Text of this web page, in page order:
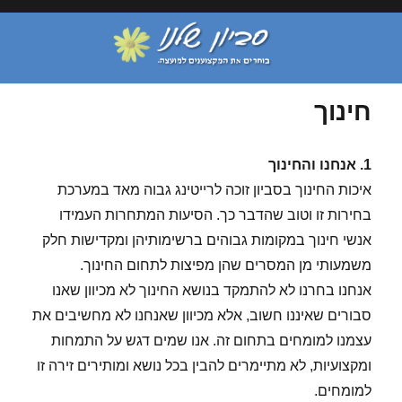
חינוך
1. אנחנו והחינוך
איכות החינוך בסביון זוכה לרייטינג גבוה מאד במערכת
בחירות זו וטוב שהדבר כך. הסיעות המתחרות העמידו
אנשי חינוך במקומות גבוהים ברשימותיהן ומקדישות חלק
משמעותי מן המסרים שהן מפיצות לתחום החינוך.
אנחנו בחרנו לא להתמקד בנושא החינוך לא מכיוון שאנו
סבורים שאיננו חשוב, אלא מכיוון שאנחנו לא מחשיבים את
עצמנו למומחים בתחום זה. אנו שמים דגש על התמחות
ומקצועיות, לא מתיימרים להבין בכל נושא ומותירים זירה זו
למומחים.